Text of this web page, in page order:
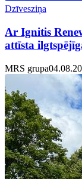
Dzīvesziņa
Ar Ignitis
attīsta
MRS grupa